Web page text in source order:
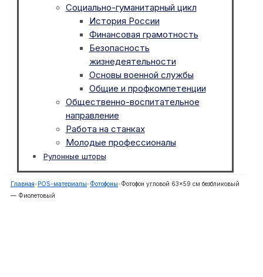
Социально-гуманитарный цикл
История России
Финансовая грамотность
Безопасность
жизнедеятельности
Основы военной службы
Общие и профкомпетенции
Общественно-воспитательное
направление
Работа на станках
Молодые профессионалы
Рулонные шторы
Главная-POS-материалы-Фотофоны-Фотофон угловой 63×59 см безбликовый
— Фиолетовый